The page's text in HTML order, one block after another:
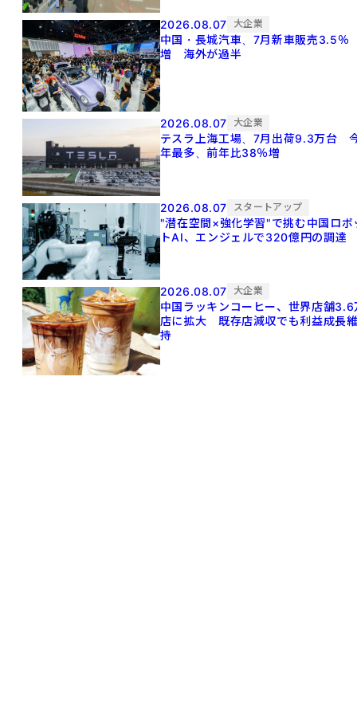
2026.08.07 大企業
中国・長城汽車、7月新車販売3.5％
増 海外が過半
2026.08.07 大企業
テスラ上海工場、7月出荷9.3万台
年最多、前年比38％増
2026.08.07 スタートアップ
"潜在空間×強化学習"で挑む中国ロボ
トAI、エンジェルで320億円の調達
2026.08.07 大企業
中国ラッキンコーヒー、世界店舗3.6
店に拡大 既存店減収でも利益成長
持